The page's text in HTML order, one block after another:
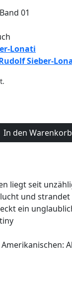
Band 01
Lonati
Sieber-
In den Warenkorb
liegt seit
und
ein